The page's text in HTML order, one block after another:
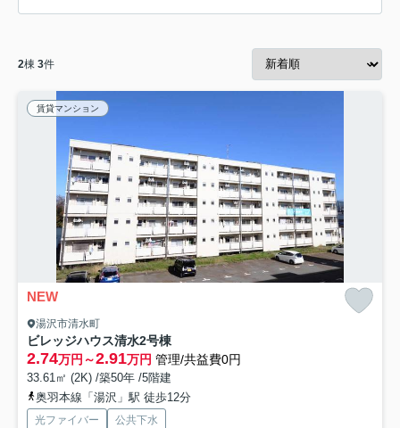
2棟 3件
賃貸マンション
NEW
湯沢市清水町
ビレッジハウス清水2号棟
2.74万円～2.91万円 管理/共益費0円
33.61㎡ (2K) /築50年 /5階建
奥羽本線「湯沢」駅 徒歩12分
光ファイバー 公共下水